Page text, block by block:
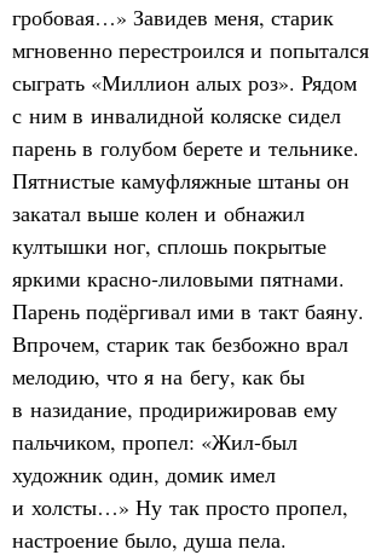
гробовая…» Завидев меня, старик
мгновенно перестроился и попытался
сыграть «Миллион алых роз». Рядом
с ним в инвалидной коляске сидел
парень в голубом берете и тельнике.
Пятнистые камуфляжные штаны он
закатал выше колен и обнажил
култышки ног, сплошь покрытые
яркими красно‑лиловыми пятнами.
Парень подёргивал ими в такт баяну.
Впрочем, старик так безбожно врал
мелодию, что я на бегу, как бы
в назидание, продирижировав ему
пальчиком, пропел: «Жил‑был
художник один, домик имел
и холсты…» Ну так просто пропел,
настроение было, душа пела.